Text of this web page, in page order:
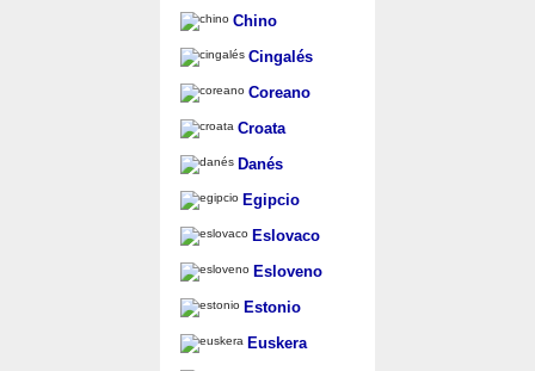
Chino
Cingalés
Coreano
Croata
Danés
Egipcio
Eslovaco
Esloveno
Estonio
Euskera